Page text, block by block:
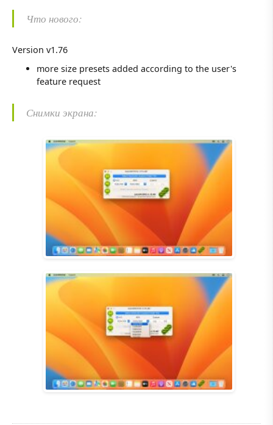
Что нового:
Version v1.76
more size presets added according to the user's
feature request
Снимки экрана: